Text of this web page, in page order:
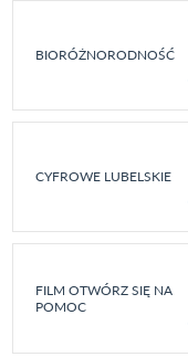
BIORÓŻNORODNOŚĆ
CYFROWE LUBELSKIE
FILM OTWÓRZ SIĘ NA
POMOC